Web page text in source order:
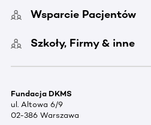
Wsparcie Pacjentów
Szkoły, Firmy & inne
Fundacja DKMS
ul. Altowa 6/9
02-386 Warszawa